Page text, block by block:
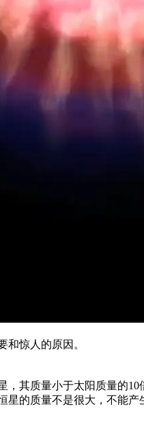
惊人的原因。
其质量小于太阳质量的
的质量不是很大，不能